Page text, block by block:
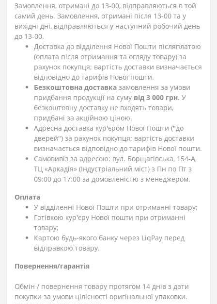
Замовлення, отримані до 13-00, відправляються в той
самий день. Замовлення, отримані після 13-00 та у
вихідні дні, відправляються у наступний робочий день
до 13-00.
Доставка до відділення Нової Пошти післяплатою
(оплата після отримання та огляду товару) за
рахунок покупця; вартість доставки визначається
відповідно до тарифів Нової пошти.
Безкоштовна доставка замовлення за умови
придбання продукції на суму від 3 000 грн. У
безкоштовну доставку не входять товари,
придбані за акційною ціною.
Адресна доставка кур'єром Нової Пошти ("до
дверей") за рахунок покупця; вартість доставки
визначається відповідно до тарифів Нової пошти.
Самовивіз за адресою: вул. Борщагівська, 154-А,
ТЦ «Аркадія» (Індустріальний міст) з Пн по Пт з
09:00 до 17:00 за домовленістю з менеджером.
Оплата
У відділенні Нової Пошти при отриманні товару;
Готівкою кур'єру Нової пошти при отриманні
товару;
Картою будь-якого банку через LiqPay перед
відправкою товару.
Повернення/гарантія
Обмін / повернення товару протягом 14 днів з дати
покупки за умови цілісності оригінальної упаковки.